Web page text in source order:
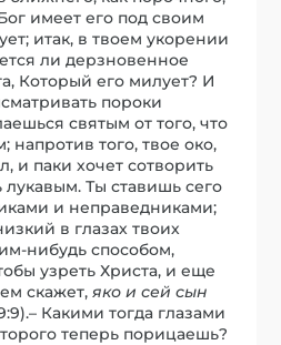
имеет его под своим
итак, в твоем укорении
ли дерзновенное
Который его милует? И
пороки
святым от того, что
того, твое око,
и паки хочет сотворить
Ты ставишь сего
и неправедниками;
в глазах твоих
нибудь способом,
узреть Христа, и еще
скажет,яко и сей сын
Какими тогда глазами
теперь порицаешь?